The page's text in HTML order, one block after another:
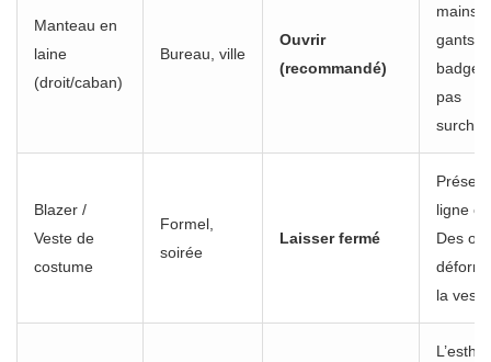
Manteau en
laine
(droit/caban)
Bureau, ville
Ouvrir
(recommandé)
mains,
gants
badge.
pas
Blazer /
Veste de
costume
Formel,
soirée
Laisser fermé
ligne
Des
la